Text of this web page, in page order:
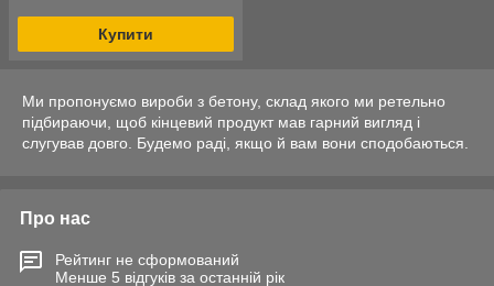
Купити
Ми пропонуємо вироби з бетону, склад якого ми ретельно
підбираючи, щоб кінцевий продукт мав гарний вигляд і
слугував довго. Будемо раді, якщо й вам вони сподобаються.
Про нас
Рейтинг не сформований
Менше 5 відгуків за останній рік